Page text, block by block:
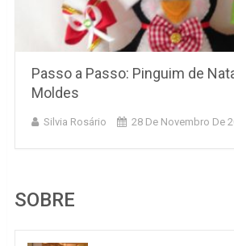
Passo a Passo: Pinguim de
Moldes
Silvia Rosário 28 De Novembro De
SOBRE